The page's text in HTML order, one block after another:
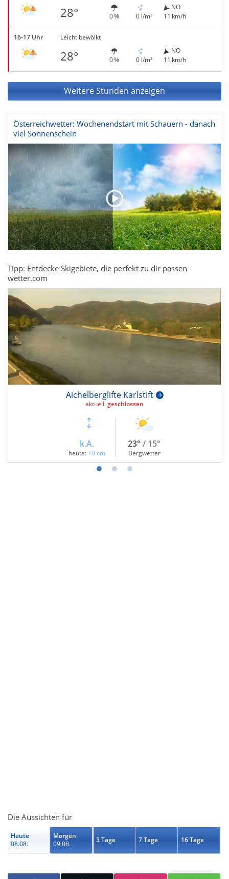
28° 0 % 0 l/m²
NO
11 km/h
16-17 Uhr Leicht bewölkt
28° 0 % 0 l/m²
NO
11 km/h
Weitere Stunden anzeigen
Österreichwetter: Wochenendstart mit Schauern - danach
viel Sonnenschein
Tipp: Entdecke Skigebiete, die perfekt zu dir passen -
wetter.com
Aichelberglifte Karlstift
aktuell:geschlossen
k.A.
heute:+0 cm
23° / 15°
Bergwetter
Die Aussichten für
Heute
08.08.
Morgen
09.08.
3 Tage 7 Tage 16 Tage